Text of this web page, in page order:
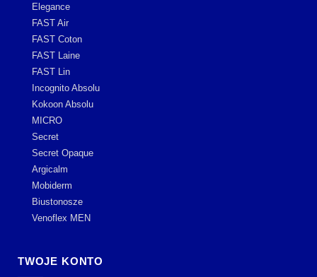
Elegance
FAST Air
FAST Coton
FAST Laine
FAST Lin
Incognito Absolu
Kokoon Absolu
MICRO
Secret
Secret Opaque
Argicalm
Mobiderm
Biustonosze
Venoflex MEN
TWOJE KONTO